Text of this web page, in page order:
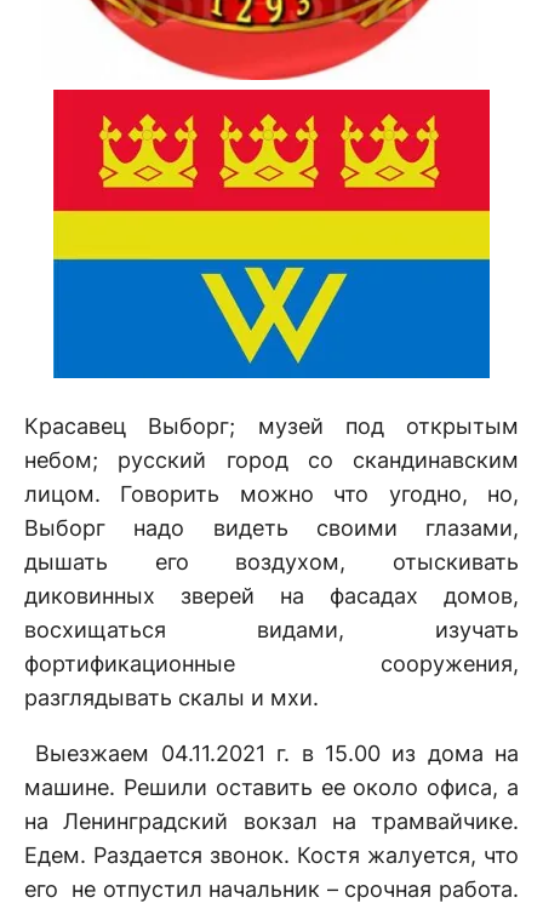
Красавец Выборг; музей под открытым
небом; русский город со скандинавским
лицом. Говорить можно что угодно, но,
Выборг надо видеть своими глазами,
дышать его воздухом, отыскивать
диковинных зверей на фасадах домов,
восхищаться видами, изучать
фортификационные сооружения,
разглядывать скалы и мхи.
Выезжаем 04.11.2021 г. в 15.00 из дома на
машине. Решили оставить ее около офиса, а
на Ленинградский вокзал на трамвайчике.
Едем. Раздается звонок. Костя жалуется, что
его не отпустил начальник – срочная работа.